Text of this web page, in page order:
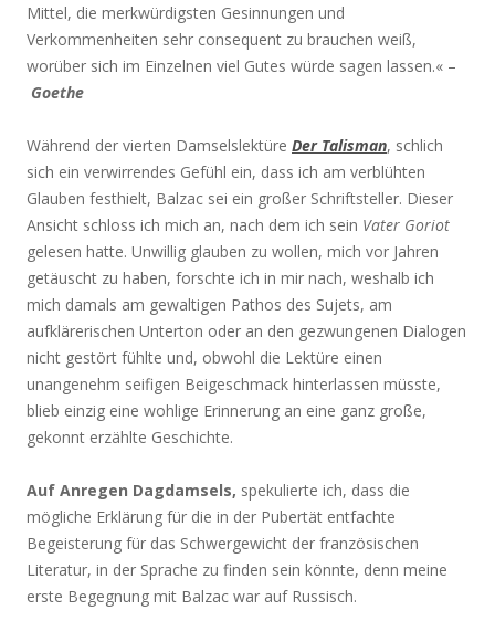
Mittel, die merkwürdigsten Gesinnungen und
Verkommenheiten sehr consequent zu brauchen weiß,
worüber sich im Einzelnen viel Gutes würde sagen lassen.« –
Goethe
Während der vierten Damselslektüre Der Talisman, schlich
sich ein verwirrendes Gefühl ein, dass ich am verblühten
Glauben festhielt, Balzac sei ein großer Schriftsteller. Dieser
Ansicht schloss ich mich an, nach dem ich sein Vater Goriot
gelesen hatte. Unwillig glauben zu wollen, mich vor Jahren
getäuscht zu haben, forschte ich in mir nach, weshalb ich
mich damals am gewaltigen Pathos des Sujets, am
aufklärerischen Unterton oder an den gezwungenen Dialogen
nicht gestört fühlte und, obwohl die Lektüre einen
unangenehm seifigen Beigeschmack hinterlassen müsste,
blieb einzig eine wohlige Erinnerung an eine ganz große,
gekonnt erzählte Geschichte.
Auf Anregen Dagdamsels, spekulierte ich, dass die
mögliche Erklärung für die in der Pubertät entfachte
Begeisterung für das Schwergewicht der französischen
Literatur, in der Sprache zu finden sein könnte, denn meine
erste Begegnung mit Balzac war auf Russisch.